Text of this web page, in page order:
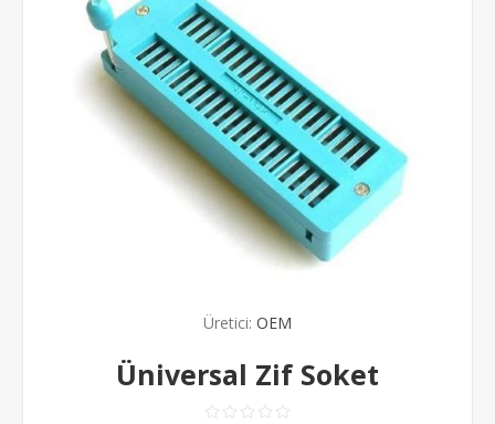
Üretici: OEM
Üniversal Zif Soket